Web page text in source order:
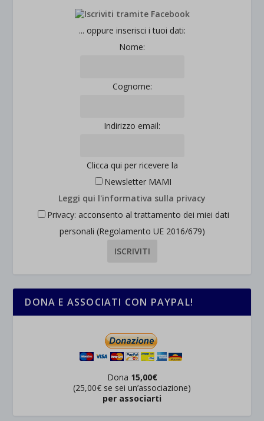
... oppure inserisci i tuoi dati:
Nome:
Cognome:
Indirizzo email:
Clicca qui per ricevere la
Newsletter MAMI
Leggi qui l'informativa sulla privacy
Privacy: acconsento al trattamento dei miei dati
personali (Regolamento UE 2016/679)
DONA E ASSOCIATI CON PAYPAL!
Dona 15,00€
(25,00€ se sei un’associazione)
per associarti